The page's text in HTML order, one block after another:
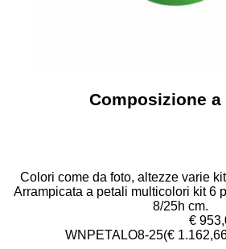
Composizione a
Colori come da foto, altezze varie
Arrampicata a petali multicolori kit 6
8/25h cm.
WNPETALO8-25
€
(€